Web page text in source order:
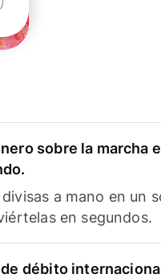
sobre la marcha
a mano en un
en segundos.
débito